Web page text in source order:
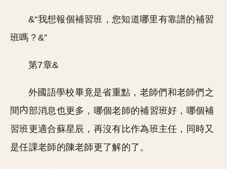
&“我想報個補習班，您知道哪里有靠譜的補習
班嗎？&”
第7章&
外國語學校畢竟是省重點，老師們和老師們之
間
部消息也更多，哪個老師的補習班好，哪個補
習班更適合蘇星辰，再沒有比作為班主任，同時又
是任課老師的陳老師更了解的了。